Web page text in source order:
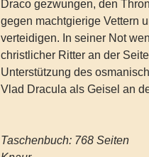
Draco gezwungen, den
gegen machtgierige Vettern
verteidigen. In seiner Not
christlicher Ritter an der
Unterstützung des
Vlad Dracula als Geisel an
Taschenbuch: 768 Seiten